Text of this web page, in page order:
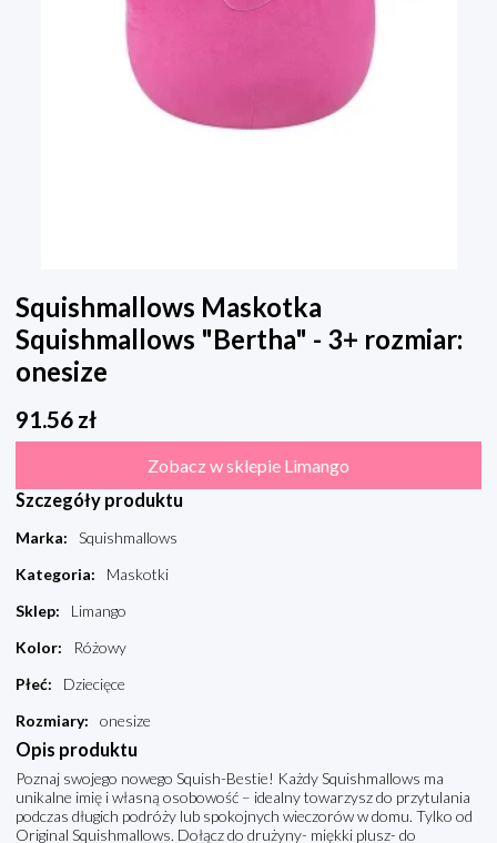
Squishmallows Maskotka
Squishmallows "Bertha" - 3+ rozmiar:
onesize
91.56 zł
Zobacz w sklepie Limango
Szczegóły produktu
Marka:
Squishmallows
Kategoria:
Maskotki
Sklep:
Limango
Kolor:
Różowy
Płeć:
Dziecięce
Rozmiary: onesize
Opis produktu
Poznaj swojego nowego Squish-Bestie! Każdy Squishmallows ma
unikalne imię i własną osobowość – idealny towarzysz do przytulania
podczas długich podróży lub spokojnych wieczorów w domu. Tylko od
Original Squishmallows. Dołącz do drużyny- miękki plusz- do